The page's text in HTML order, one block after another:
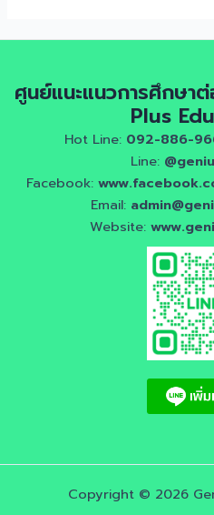
ศูนย์แนะแนวการศึกษา
Plus
Hot Line: 092-886-
Line:
Facebook:
Email:
Website:
Copyright © 2026